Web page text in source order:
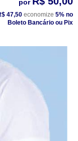
por
47,50 economize 5% no
Boleto Bancário ou Pix